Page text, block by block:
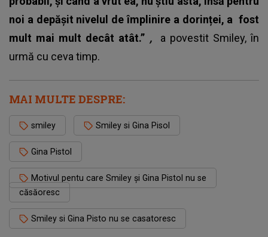
noi a depășit nivelul de împlinire a dorinței, a fost
mult mai mult decât atât.” , a povestit Smiley, în
urmă cu ceva timp.
MAI MULTE DESPRE:
smiley Smiley si Gina Pisol
Gina Pistol
Motivul pentu care Smiley și Gina Pistol nu se
căsăoresc
Smiley si Gina Pisto nu se casatoresc